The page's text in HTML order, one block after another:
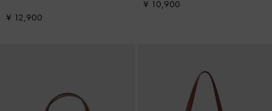
¥ 12,900
¥ 10,900